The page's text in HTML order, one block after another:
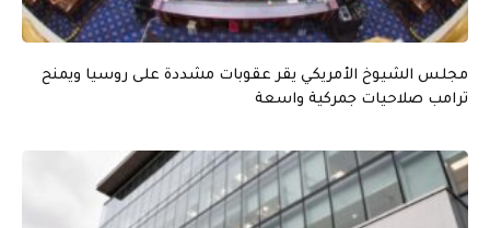
مجلس الشيوخ الأمريكي يقر عقوبات مشددة على روسيا ويمنح
ترامب صلاحيات جمركية واسعة